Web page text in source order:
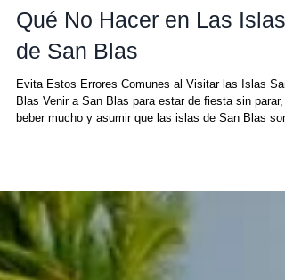
Amanda
Qué No Hacer en Las Islas
beber mucho y asumir que las islas de San Blas son
como las Islas Vírgenes Británicas, las Islas
Estadounidenses o cualquiera de los otros lugares
típicos para navegar en el Caribe es un malentendido
de lo que el archipiélago tiene para ofrecer. Exponer